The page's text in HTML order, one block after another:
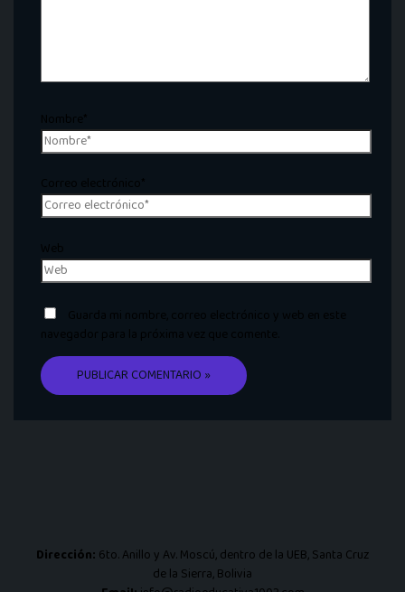
Nombre*
Correo electrónico*
Web
Guarda mi nombre, correo electrónico y web en este
navegador para la próxima vez que comente.
Dirección: 6to. Anillo y Av. Moscú, dentro de la UEB, Santa Cruz
de la Sierra, Bolivia